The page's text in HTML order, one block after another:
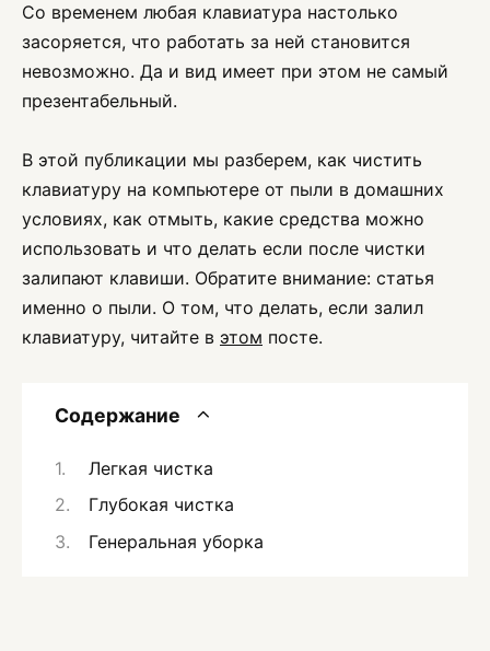
Со временем любая клавиатура настолько
засоряется, что работать за ней становится
невозможно. Да и вид имеет при этом не самый
презентабельный.
В этой публикации мы разберем, как чистить
клавиатуру на компьютере от пыли в домашних
условиях, как отмыть, какие средства можно
использовать и что делать если после чистки
залипают клавиши. Обратите внимание: статья
именно о пыли. О том, что делать, если залил
клавиатуру, читайте в этом посте.
Содержание
Легкая чистка
Глубокая чистка
Генеральная уборка